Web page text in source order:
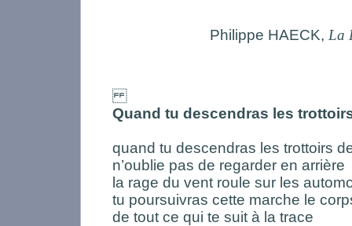
Philippe HAECK, La
Quand tu descendras les
quand tu descendras les trottoirs
n’oublie pas de regarder en arrière
la rage du vent roule sur les
tu poursuivras cette marche le
de tout ce qui te suit à la trace